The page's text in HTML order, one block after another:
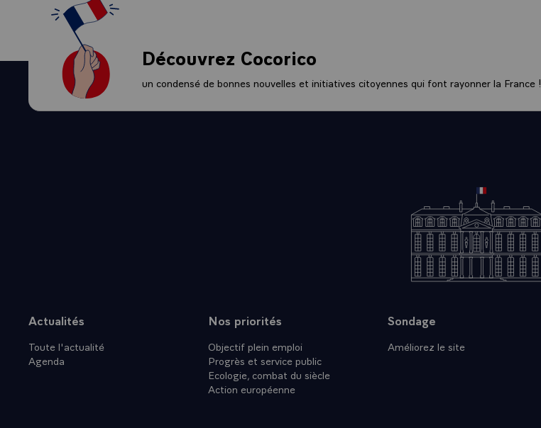
Découvrez Cocorico
un condensé de bonnes nouvelles et initiatives citoyennes qui font rayonner la France !
Plan du site
Actualités
Toute l'actualité
Agenda
Nos priorités
Objectif plein emploi
Progrès et service public
Ecologie, combat du siècle
Action européenne
Sondage
Améliorez le site